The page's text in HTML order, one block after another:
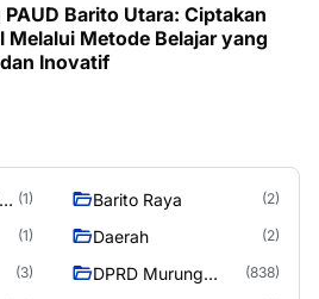
Barito Utara: Ciptakan
Melalui Metode Belajar yang
Inovatif
(1) Barito Raya (2)
(1) Daerah (2)
(3)
DPRD Murung
(838)